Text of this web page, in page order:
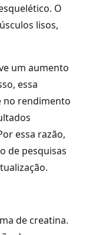
O
lisos,
um aumento
essa
no rendimento
essa razão,
de pesquisas
de creatina.